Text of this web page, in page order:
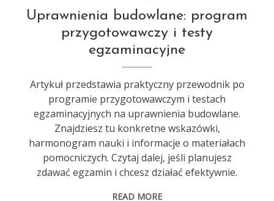
Uprawnienia budowlane: program
przygotowawczy i testy
egzaminacyjne
Artykuł przedstawia praktyczny przewodnik po
programie przygotowawczym i testach
egzaminacyjnych na uprawnienia budowlane.
Znajdziesz tu konkretne wskazówki,
harmonogram nauki i informacje o materiałach
pomocniczych. Czytaj dalej, jeśli planujesz
zdawać egzamin i chcesz działać efektywnie.
READ MORE